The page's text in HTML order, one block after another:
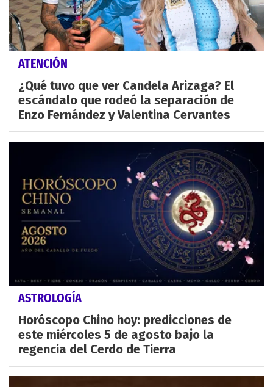
ATENCIÓN
¿Qué tuvo que ver Candela Arizaga? El
escándalo que rodeó la separación de
Enzo Fernández y Valentina Cervantes
ASTROLOGÍA
Horóscopo Chino hoy: predicciones de
este miércoles 5 de agosto bajo la
regencia del Cerdo de Tierra